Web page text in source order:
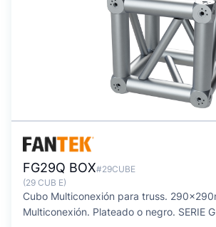
FG29Q BOX#29CUBE
(29 CUB E)
Cubo Multiconexión para truss.
Multiconexión. Plateado o negro. SERIE G